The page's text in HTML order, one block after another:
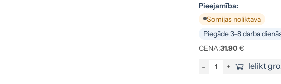
Pieejamība:
Somijas noliktavā
Piegāde 3–8 darba
CENA:31.90 €
- + Ielikt